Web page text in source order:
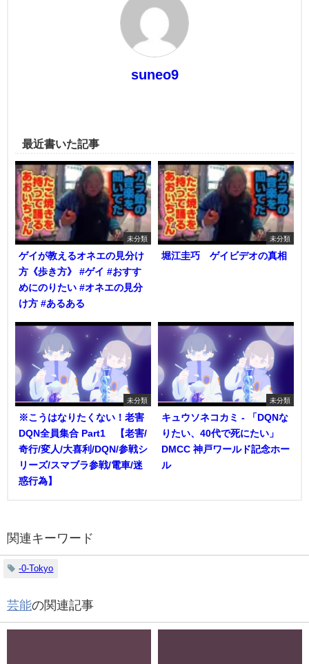
suneo9
最近書いた記事
未分類
ゲイが教えるオネエの見分け
方《歩き方》 #ゲイ #おすす
めにのりたい #オネエの見分
け方 #あるある
未分類
堀江圭巧 ゲイビデオの真相
未分類
※こうはなりたくない！老害
DQN全員集合 Part1 【老害/
奇行/変人/大喜利/DQN/参戦シ
リーズ/スマブラ参戦/電車/迷
惑行為】
未分類
キュウソネコカミ - 「DQNな
りたい、40代で死にたい」
DMCC 神戸ワールド記念ホー
ル
関連キーワード
-0-Tokyo
芸能の関連記事